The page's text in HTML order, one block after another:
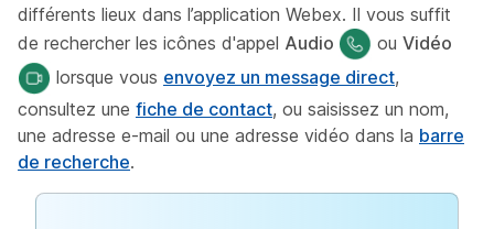
différents lieux dans l’application Webex. Il vous suffit
de rechercher les icônes d'appel Audio ou Vidéo
lorsque vous envoyez un message direct,
consultez une fiche de contact, ou saisissez un nom,
une adresse e-mail ou une adresse vidéo dans la barre
de recherche.